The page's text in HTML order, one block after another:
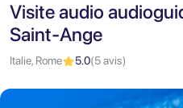
Visite audio
Saint-Ange
Italie, Rome 5.0(5 avis)